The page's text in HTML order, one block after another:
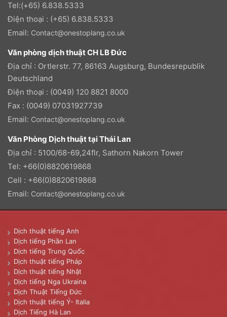
Tel:(+65) 6.838.5333
Điện thoại : (+65) 6.838.5333
Email: Contact@onestoplang.co.uk
Văn phòng dịch thuật CH LB Đức
Địa chỉ : Ortlerstr. 77, 86163 Augsburg, Bundesrepublik
Deutschland
Điện thoại : (0049) 120 8821 8000
Fax : (0049) 07031927739
Email: Contact@onestoplang.co.uk
Văn Phòng Dịch thuật tại Thái Lan
Địa chỉ : 5100/68-69,24flr, Sathorn Nakorn Tower
Tel: +66(0)8820619868
Cell : +66(0)8820619868
Email: Contact@onestoplang.co.uk
Dịch thuật tiếng Anh
Dịch tiếng Phần Lan
Dịch tiếng Trung Quốc
Dịch thuật tiếng Pháp
Dịch thuật tiếng Nhật
Dịch tiếng Nga Ukraina
Dịch Thuật Tiếng Đức
Dịch thuật tiếng Ý- Italia
Dịch Tiếng Hà Lan